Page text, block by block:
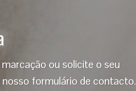
ou solicite o seu
formulário de contacto.